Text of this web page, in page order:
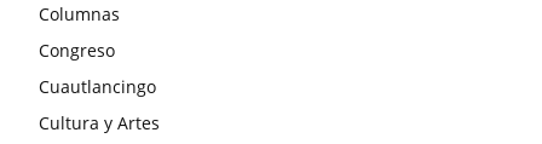
Columnas
Congreso
Cuautlancingo
Cultura y Artes